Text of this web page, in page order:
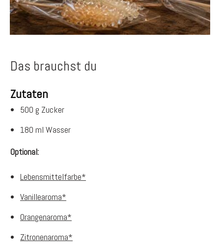
Das brauchst du
Zutaten
500 g Zucker
180 ml Wasser
Optional:
Lebensmittelfarbe*
Vanillearoma*
Orangenaroma*
Zitronenaroma*